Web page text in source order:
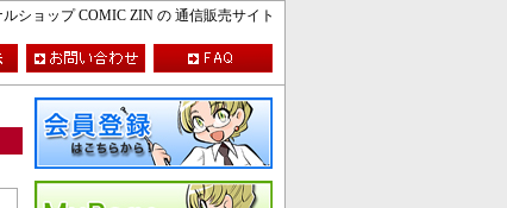
ショップ COMIC ZIN の 通信販売サイト